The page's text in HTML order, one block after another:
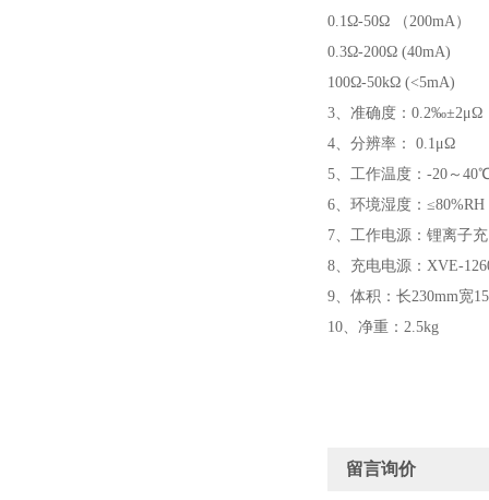
0.1Ω-50Ω （200mA）
0.3Ω-200Ω (40mA)
100Ω-50kΩ (<5mA)
3、准确度：0.2‰±2μΩ
4、分辨率： 0.1μΩ
5、工作温度：-20～
6、环境湿度：
7、工作电源：锂离子
8、充电电源：XVE-
9、体积：长230mm宽
10、净重：2.5kg
留言询价